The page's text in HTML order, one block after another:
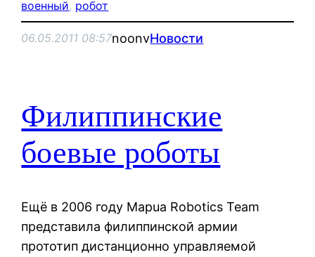
военный, робот
06.05.2011 08:57noonvНовости
Филиппинские
боевые роботы
Ещё в 2006 году Mapua Robotics Team
представила филиппинской армии
прототип дистанционно управляемой